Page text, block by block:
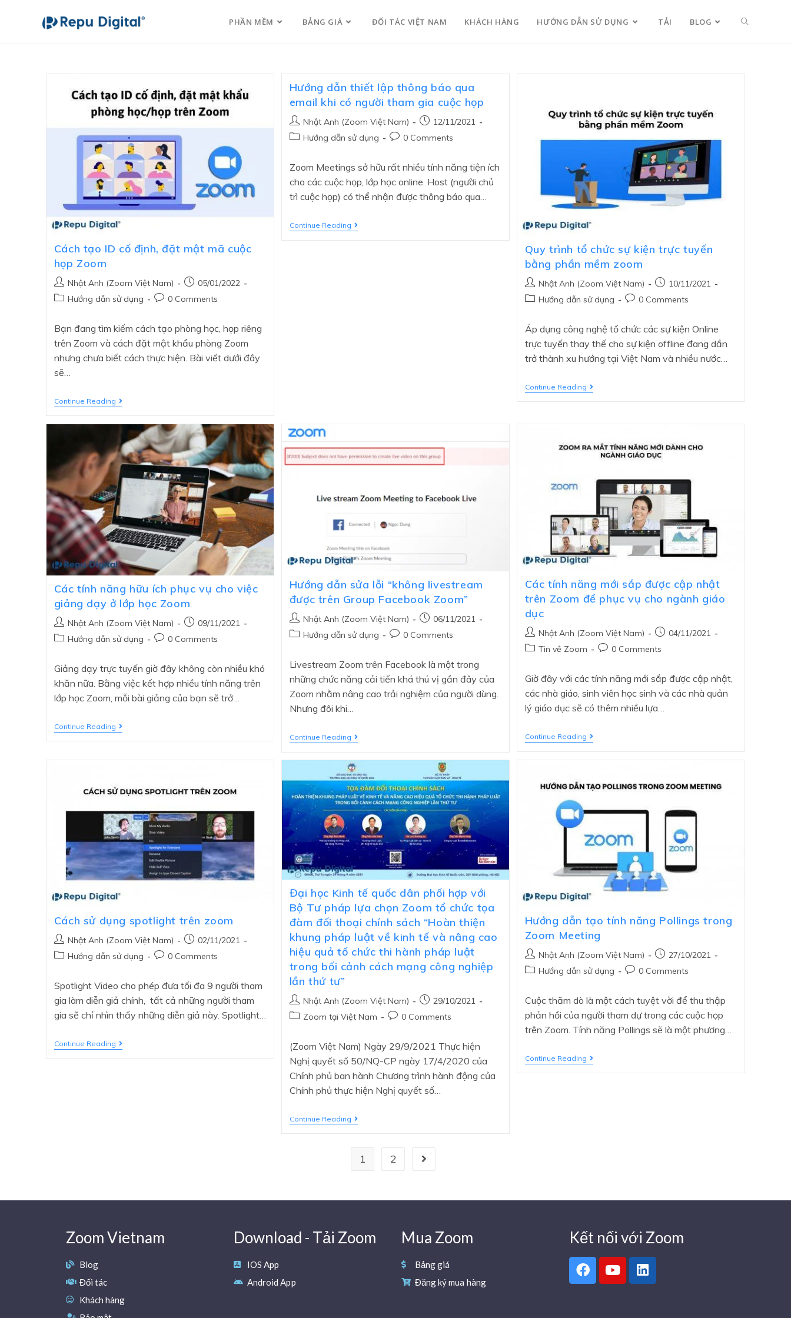
PHẦN MỀM BẢNG GIÁ ĐỐI TÁC VIỆT NAM KHÁCH HÀNG HƯỚNG DẪN SỬ DỤNG TẢI BLOG
Cách tạo ID cố định, đặt mật mã cuộc
họp Zoom
Nhật Anh (Zoom Việt Nam)
05/01/2022
Hướng dẫn sử dụng
0 Comments
Bạn đang tìm kiếm cách tạo phòng học, họp riêng
trên Zoom và cách đặt mật khẩu phòng Zoom
nhưng chưa biết cách thực hiện. Bài viết dưới đây
sẽ…
Continue Reading
Hướng dẫn thiết lập thông báo qua
email khi có người tham gia cuộc họp
Nhật Anh (Zoom Việt Nam)
12/11/2021
Hướng dẫn sử dụng
0 Comments
Zoom Meetings sở hữu rất nhiều tính năng tiện ích
cho các cuộc họp, lớp học online. Host (người chủ
trì cuộc họp) có thể nhận được thông báo qua…
Continue Reading
Quy trình tổ chức sự kiện trực tuyến
bằng phần mềm zoom
Nhật Anh (Zoom Việt Nam)
10/11/2021
Hướng dẫn sử dụng
0 Comments
Áp dụng công nghệ tổ chức các sự kiện Online
trực tuyến thay thế cho sự kiện offline đang dần
trở thành xu hướng tại Việt Nam và nhiều nước…
Continue Reading
Các tính năng hữu ích phục vụ cho việc
giảng dạy ở lớp học Zoom
Nhật Anh (Zoom Việt Nam)
09/11/2021
Hướng dẫn sử dụng
0 Comments
Giảng dạy trực tuyến giờ đây không còn nhiều khó
khăn nữa. Bằng việc kết hợp nhiều tính năng trên
lớp học Zoom, mỗi bài giảng của bạn sẽ trở…
Continue Reading
Hướng dẫn sửa lỗi “không livestream
được trên Group Facebook Zoom”
Nhật Anh (Zoom Việt Nam)
06/11/2021
Hướng dẫn sử dụng
0 Comments
Livestream Zoom trên Facebook là một trong
những chức năng cải tiến khá thú vị gần đây của
Zoom nhằm nâng cao trải nghiệm của người dùng.
Nhưng đôi khi…
Continue Reading
Các tính năng mới sắp được cập nhật
trên Zoom để phục vụ cho ngành giáo
dục
Nhật Anh (Zoom Việt Nam)
04/11/2021
Tin về Zoom
0 Comments
Giờ đây với các tính năng mới sắp được cập nhật,
các nhà giáo, sinh viên học sinh và các nhà quản
lý giáo dục sẽ có thêm nhiều lựa…
Continue Reading
Cách sử dụng spotlight trên zoom
Nhật Anh (Zoom Việt Nam)
02/11/2021
Hướng dẫn sử dụng
0 Comments
Spotlight Video cho phép đưa tối đa 9 người tham
gia làm diễn giả chính, tất cả những người tham
gia sẽ chỉ nhìn thấy những diễn giả này. Spotlight…
Continue Reading
Đại học Kinh tế quốc dân phối hợp với
Bộ Tư pháp lựa chọn Zoom tổ chức tọa
đàm đối thoại chính sách “Hoàn thiện
khung pháp luật về kinh tế và nâng cao
hiệu quả tổ chức thi hành pháp luật
trong bối cảnh cách mạng công nghiệp
lần thứ tư”
Nhật Anh (Zoom Việt Nam)
29/10/2021
Zoom tại Việt Nam
0 Comments
(Zoom Việt Nam) Ngày 29/9/2021 Thực hiện
Nghị quyết số 50/NQ-CP ngày 17/4/2020 của
Chính phủ ban hành Chương trình hành động của
Chính phủ thực hiện Nghị quyết số…
Continue Reading
Hướng dẫn tạo tính năng Pollings trong
Zoom Meeting
Nhật Anh (Zoom Việt Nam)
27/10/2021
Hướng dẫn sử dụng
0 Comments
Cuộc thăm dò là một cách tuyệt vời để thu thập
phản hồi của người tham dự trong các cuộc họp
trên Zoom. Tính năng Pollings sẽ là một phương…
Continue Reading
1 2
Zoom Vietnam
Blog
Đối tác
Khách hàng
Download - Tải Zoom
IOS App
Android App
Mua Zoom
Bảng giá
Đăng ký mua hàng
Kết nối với Zoom